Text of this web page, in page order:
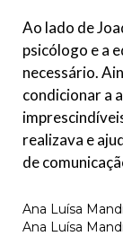
Ao lado de
psicólogo e a
necessário.
condicionar a
realizava e
de
Ana Luísa
Ana Luísa